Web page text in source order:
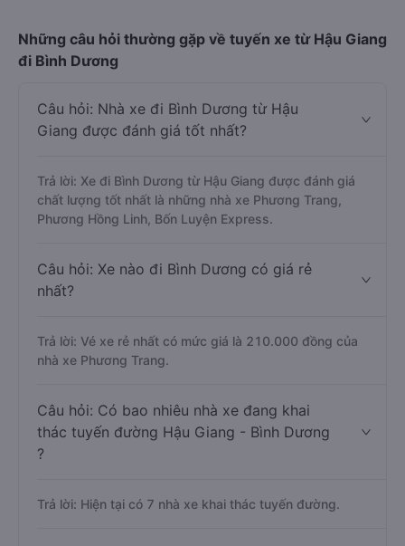
Những câu hỏi thường gặp về tuyến xe từ Hậu Giang
đi Bình Dương
Câu hỏi: Nhà xe đi Bình Dương từ Hậu
Giang được đánh giá tốt nhất?
Trả lời: Xe đi Bình Dương từ Hậu Giang được đánh giá
chất lượng tốt nhất là những nhà xe Phương Trang,
Phương Hồng Linh, Bốn Luyện Express.
Câu hỏi: Xe nào đi Bình Dương có giá rẻ
nhất?
Trả lời: Vé xe rẻ nhất có mức giá là 210.000 đồng của
nhà xe Phương Trang.
Câu hỏi: Có bao nhiêu nhà xe đang khai
thác tuyến đường Hậu Giang - Bình Dương
?
Trả lời: Hiện tại có 7 nhà xe khai thác tuyến đường.